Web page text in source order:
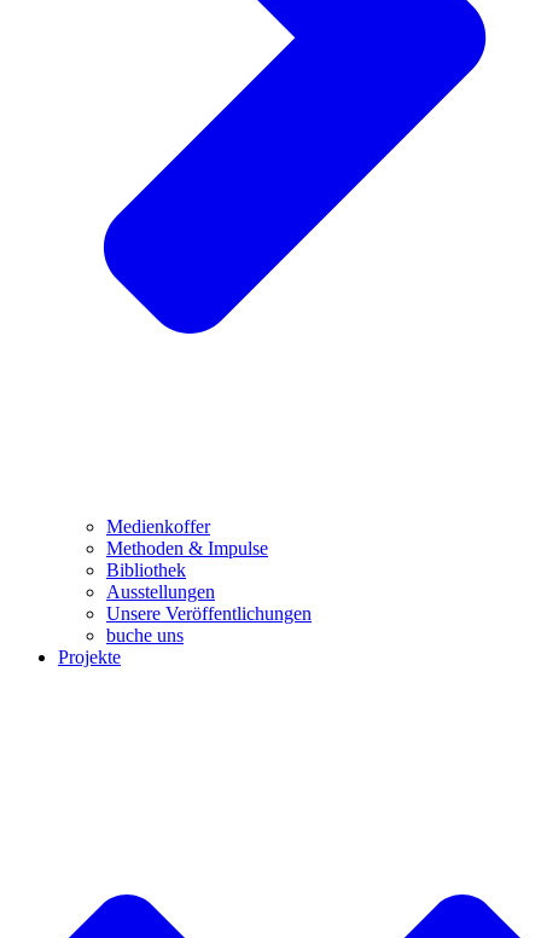
Medienkoffer
Methoden & Impulse
Bibliothek
Ausstellungen
Unsere Veröffentlichungen
buche uns
Projekte